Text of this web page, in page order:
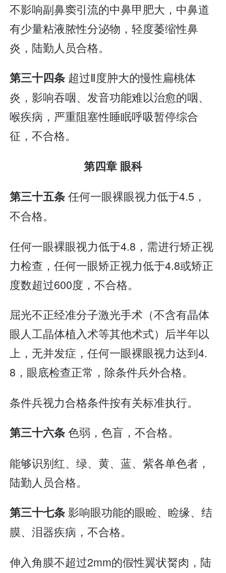
不影响副鼻窦引流的中鼻甲肥大，中鼻道
有少量粘液脓性分泌物，轻度萎缩性鼻
炎，陆勤人员合格。
第三十四条 超过Ⅱ度肿大的慢性扁桃体
炎，影响吞咽、发音功能难以治愈的咽、
喉疾病，严重阻塞性睡眠呼吸暂停综合
征，不合格。
第四章 眼科
第三十五条任何一眼裸眼视力低于4.5，
不合格。
任何一眼裸眼视力低于4.8，需进行矫正视
力检查，任何一眼矫正视力低于4.8或矫正
度数超过600度，不合格。
屈光不正经准分子激光手术（不含有晶体
眼人工晶体植入术等其他术式）后半年以
上，无并发症，任何一眼裸眼视力达到4.
8，眼底检查正常，除条件兵外合格。
条件兵视力合格条件按有关标准执行。
第三十六条色弱，色盲，不合格。
能够识别红、绿、黄、蓝、紫各单色者，
陆勤人员合格。
第三十七条影响眼功能的眼睑、睑缘、结
膜、泪器疾病，不合格。
伸入角膜不超过2mm的假性翼状胬肉，陆